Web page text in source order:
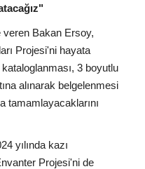
veren Bakan Ersoy,
Projesi'ni hayata
3 boyutlu
alınarak belgelenmesi
tamamlayacaklarını
yılında kazı
Projesi'ni de